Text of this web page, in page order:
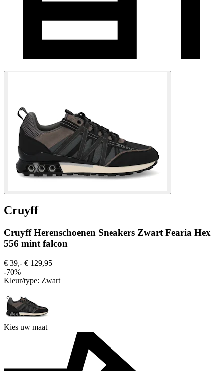
Cruyff
Cruyff Herenschoenen Sneakers Zwart Fearia Hex
556 mint falcon
€ 39,- € 129,95
-70%
Kleur/type: Zwart
Kies uw maat